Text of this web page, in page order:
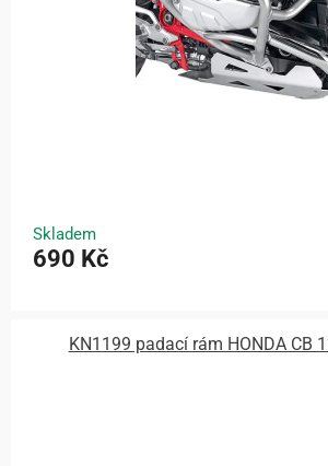
Skladem
690 Kč
KN1199 padací rám HONDA CB